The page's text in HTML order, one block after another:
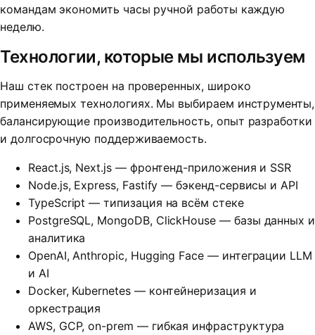
командам экономить часы ручной работы каждую
неделю.
Технологии, которые мы используем
Наш стек построен на проверенных, широко
применяемых технологиях. Мы выбираем инструменты,
балансирующие производительность, опыт разработки
и долгосрочную поддерживаемость.
React.js, Next.js — фронтенд-приложения и SSR
Node.js, Express, Fastify — бэкенд-сервисы и API
TypeScript — типизация на всём стеке
PostgreSQL, MongoDB, ClickHouse — базы данных и
аналитика
OpenAI, Anthropic, Hugging Face — интеграции LLM
и AI
Docker, Kubernetes — контейнеризация и
оркестрация
AWS, GCP, on-prem — гибкая инфраструктура